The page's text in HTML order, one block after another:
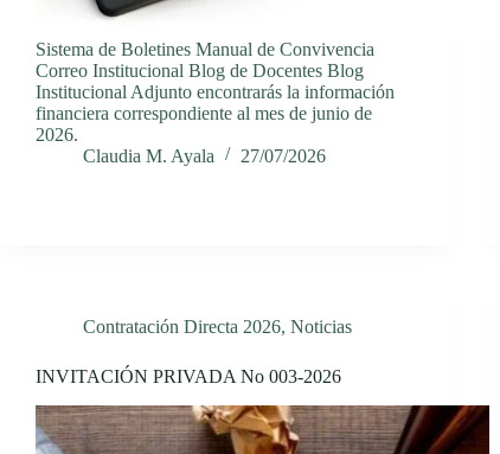
Sistema de Boletines Manual de Convivencia
Correo Institucional Blog de Docentes Blog
Institucional Adjunto encontrarás la información
financiera correspondiente al mes de junio de
2026.
Claudia M. Ayala
27/07/2026
Contratación Directa 2026, Noticias
INVITACIÓN PRIVADA No 003-2026